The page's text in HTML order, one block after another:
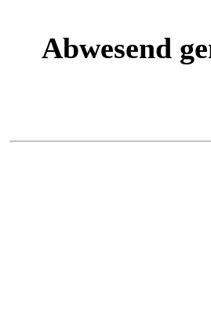
Abwesend